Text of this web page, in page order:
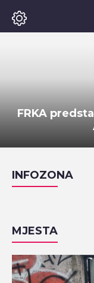
FRKA
INFOZONA
MJESTA